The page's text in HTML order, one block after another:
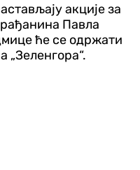
акције за
Павла
ће се одржати